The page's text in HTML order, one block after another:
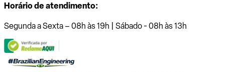
Horário de atendimento:
Segunda a Sexta – 08h às 19h | Sábado - 08h às 13h